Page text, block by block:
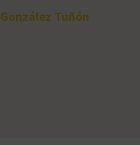
González Tuñón